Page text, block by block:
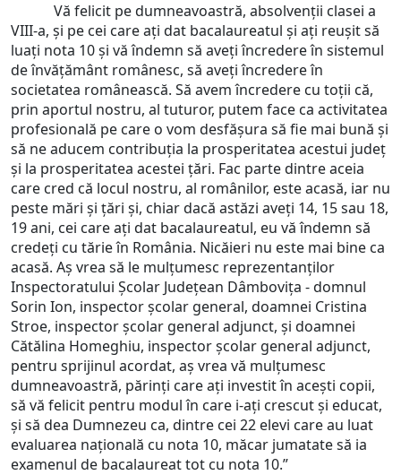
Vă felicit pe dumneavoastră, absolvenții clasei a
VIII-a, și pe cei care ați dat bacalaureatul și ați reușit să
luați nota 10 și vă îndemn să aveți încredere în sistemul
de învățământ românesc, să aveți încredere în
societatea românească. Să avem încredere cu toții că,
prin aportul nostru, al tuturor, putem face ca activitatea
profesională pe care o vom desfășura să fie mai bună și
să ne aducem contribuția la prosperitatea acestui județ
și la prosperitatea acestei țări. Fac parte dintre aceia
care cred că locul nostru, al românilor, este acasă, iar nu
peste mări și țări și, chiar dacă astăzi aveți 14, 15 sau 18,
19 ani, cei care ați dat bacalaureatul, eu vă îndemn să
credeți cu tărie în România. Nicăieri nu este mai bine ca
acasă. Aș vrea să le mulțumesc reprezentanților
Inspectoratului Școlar Județean Dâmbovița - domnul
Sorin Ion, inspector școlar general, doamnei Cristina
Stroe, inspector școlar general adjunct, și doamnei
Cătălina Homeghiu, inspector școlar general adjunct,
pentru sprijinul acordat, aș vrea vă mulțumesc
dumneavoastră, părinți care ați investit în acești copii,
să vă felicit pentru modul în care i-ați crescut și educat,
și să dea Dumnezeu ca, dintre cei 22 elevi care au luat
evaluarea națională cu nota 10, măcar jumatate să ia
examenul de bacalaureat tot cu nota 10.”